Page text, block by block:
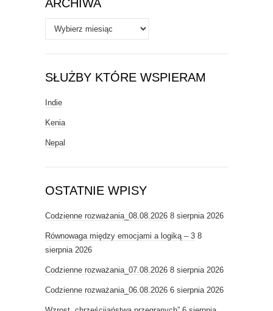
ARCHIWA
Archiwa
SŁUŻBY KTÓRE WSPIERAM
Indie
Kenia
Nepal
OSTATNIE WPISY
Codzienne rozważania_08.08.2026 8 sierpnia 2026
Równowaga między emocjami a logiką – 3 8
sierpnia 2026
Codzienne rozważania_07.08.2026 8 sierpnia 2026
Codzienne rozważania_06.08.2026 6 sierpnia 2026